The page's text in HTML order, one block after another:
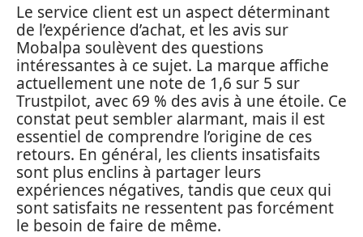
Le service client est un aspect déterminant
de l’expérience d’achat, et les avis sur
Mobalpa soulèvent des questions
intéressantes à ce sujet. La marque affiche
actuellement une note de 1,6 sur 5 sur
Trustpilot, avec 69 % des avis à une étoile. Ce
constat peut sembler alarmant, mais il est
essentiel de comprendre l’origine de ces
retours. En général, les clients insatisfaits
sont plus enclins à partager leurs
expériences négatives, tandis que ceux qui
sont satisfaits ne ressentent pas forcément
le besoin de faire de même.